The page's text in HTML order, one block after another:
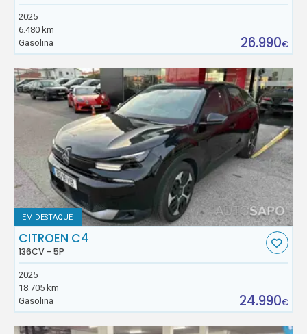
2025
6.480 km
Gasolina
26.990€
EM DESTAQUE
CITROEN C4
136CV - 5P
2025
18.705 km
Gasolina
24.990€